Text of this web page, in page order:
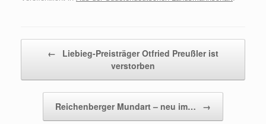
←
Liebieg-Preisträger Otfried Preußler ist
verstorben
Reichenberger Mundart – neu im… →